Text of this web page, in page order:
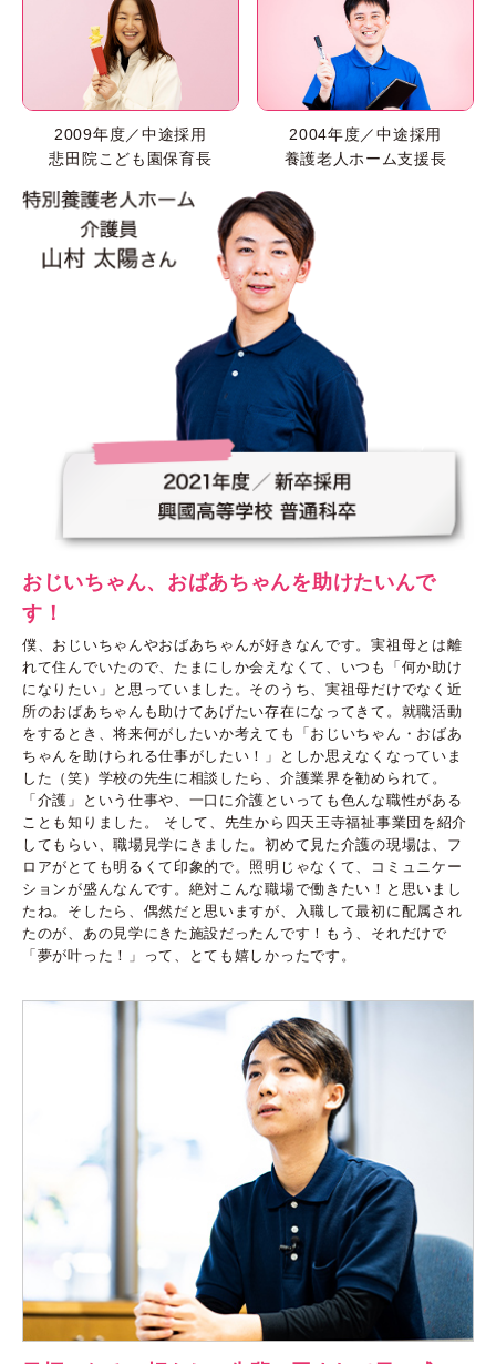
2009年度／中途採用
悲田院こども園保育長
2004年度／中途採用
養護老人ホーム支援長
おじいちゃん、おばあちゃんを助けたいんで
す！
僕、おじいちゃんやおばあちゃんが好きなんです。実祖母とは離
れて住んでいたので、たまにしか会えなくて、いつも「何か助け
になりたい」と思っていました。そのうち、実祖母だけでなく近
所のおばあちゃんも助けてあげたい存在になってきて。就職活動
をするとき、将来何がしたいか考えても「おじいちゃん・おばあ
ちゃんを助けられる仕事がしたい！」としか思えなくなっていま
した（笑）学校の先生に相談したら、介護業界を勧められて。
「介護」という仕事や、一口に介護といっても色んな職性がある
ことも知りました。 そして、先生から四天王寺福祉事業団を紹介
してもらい、職場見学にきました。初めて見た介護の現場は、フ
ロアがとても明るくて印象的で。照明じゃなくて、コミュニケー
ションが盛んなんです。絶対こんな職場で働きたい！と思いまし
たね。そしたら、偶然だと思いますが、入職して最初に配属され
たのが、あの見学にきた施設だったんです！もう、それだけで
「夢が叶った！」って、とても嬉しかったです。